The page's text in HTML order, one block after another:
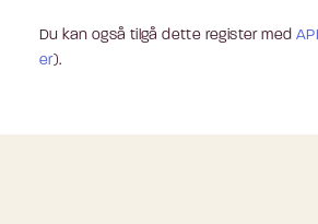
Du kan også tilgå dette register med API
er).